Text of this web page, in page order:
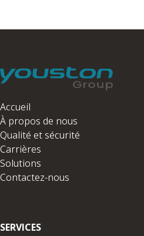
Accueil
À propos de nous
Qualité et sécurité
Carrières
Solutions
Contactez-nous
SERVICES